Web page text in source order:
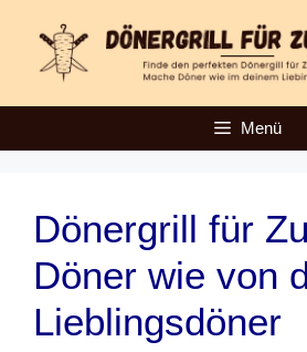
Inhalt
springen
Menü
Dönergrill für
Döner wie von
Lieblingsdöner